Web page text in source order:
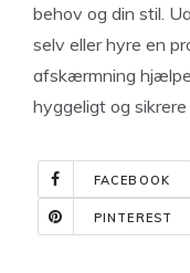
behov og din stil.
selv eller hyre en
afskærmning
hyggeligt og
FACEBOOK
PINTEREST